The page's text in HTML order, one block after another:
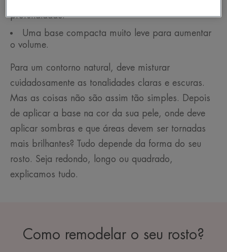
profundidade.
Uma base compacta muito leve para aumentar
o volume.
Para um contorno natural, deve misturar
cuidadosamente as tonalidades claras e escuras.
Mas as coisas não são assim tão simples. Depois
de aplicar a base na cor da sua pele, onde deve
aplicar sombras e que áreas devem ser tornadas
mais brilhantes? Tudo depende da forma do seu
rosto. Seja redondo, longo ou quadrado,
explicamos tudo.
Como remodelar o seu rosto?